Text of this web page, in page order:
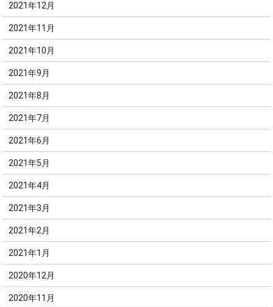
2021年12月
2021年11月
2021年10月
2021年9月
2021年8月
2021年7月
2021年6月
2021年5月
2021年4月
2021年3月
2021年2月
2021年1月
2020年12月
2020年11月